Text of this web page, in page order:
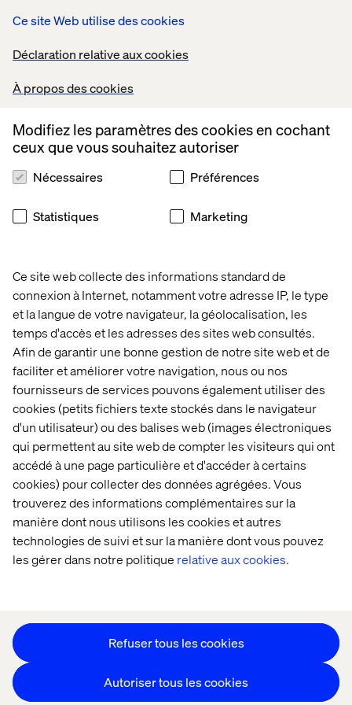
Ce site Web utilise des cookies
Déclaration relative aux cookies
À propos des cookies
Ce site web collecte des informations standard de
connexion à Internet, notamment votre adresse IP, le type
et la langue de votre navigateur, la géolocalisation, les
temps d'accès et les adresses des sites web consultés.
Afin de garantir une bonne gestion de notre site web et de
faciliter et améliorer votre navigation, nous ou nos
fournisseurs de services pouvons également utiliser des
cookies (petits fichiers texte stockés dans le navigateur
d'un utilisateur) ou des balises web (images électroniques
qui permettent au site web de compter les visiteurs qui ont
accédé à une page particulière et d'accéder à certains
cookies) pour collecter des données agrégées. Vous
trouverez des informations complémentaires sur la
manière dont nous utilisons les cookies et autres
technologies de suivi et sur la manière dont vous pouvez
les gérer dans notre politique relative aux cookies.
Modifiez les paramètres des cookies en cochant
ceux que vous souhaitez autoriser
Nécessaires Préférences
Statistiques Marketing
Refuser tous les cookies
Autoriser tous les cookies
Événements
Accueil
À propos
Bureaux
Carrières
Déclaration sur les cookies
Déclaration de confidentialité